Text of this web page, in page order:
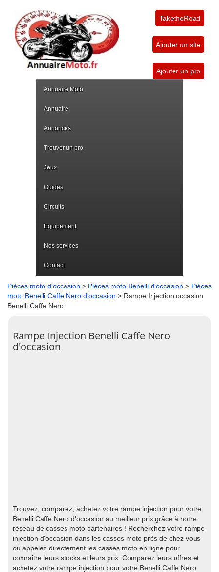
TaketheRoad
Ajouter un site
Ajouter un pro
Annuaire Moto
Annuaire
Annonces
Trouver un pro
Jeux
Guides
Circuits
Equipement
Nos services
Contact
Pièces moto d'occasion > Pièces moto Benelli d'occasion > Pièces
moto Benelli Caffe Nero d'occasion > Rampe Injection occasion
Benelli Caffe Nero
Rampe Injection Benelli Caffe Nero
d'occasion
Trouvez, comparez, achetez votre rampe injection pour votre
Benelli Caffe Nero d'occasion au meilleur prix grâce à notre
réseau de casses moto partenaires ! Recherchez votre rampe
injection d'occasion dans les casses moto près de chez vous
ou appelez directement les casses moto en ligne pour
connaitre leurs stocks et leurs prix. Comparez leurs offres et
achetez votre rampe injection pour votre Benelli Caffe Nero